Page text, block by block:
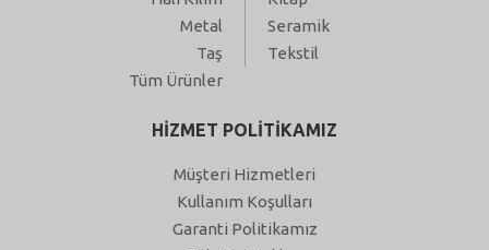
Metal
Seramik
Taş
Tekstil
Tüm Ürünler
HİZMET POLİTİKAMIZ
Müşteri Hizmetleri
Kullanım Koşulları
Garanti Politikamız